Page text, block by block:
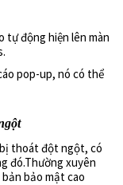
tự động hiện lên màn
pop-up, nó có thể
thoát đột ngột, có
đó.Thường xuyên
bảo mật cao